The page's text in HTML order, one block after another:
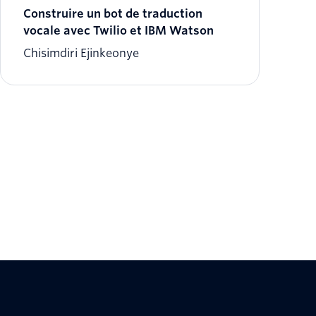
Construire un bot de traduction
vocale avec Twilio et IBM Watson
Chisimdiri Ejinkeonye